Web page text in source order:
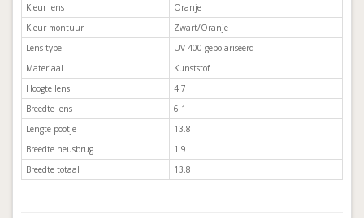
Kleur lens
Oranje
Kleur montuur
Zwart/Oranje
Lens type
UV-400 gepolariseerd
Materiaal
Kunststof
Hoogte lens
4.7
Breedte lens
6.1
Lengte pootje
13.8
Breedte neusbrug
1.9
Breedte totaal
13.8